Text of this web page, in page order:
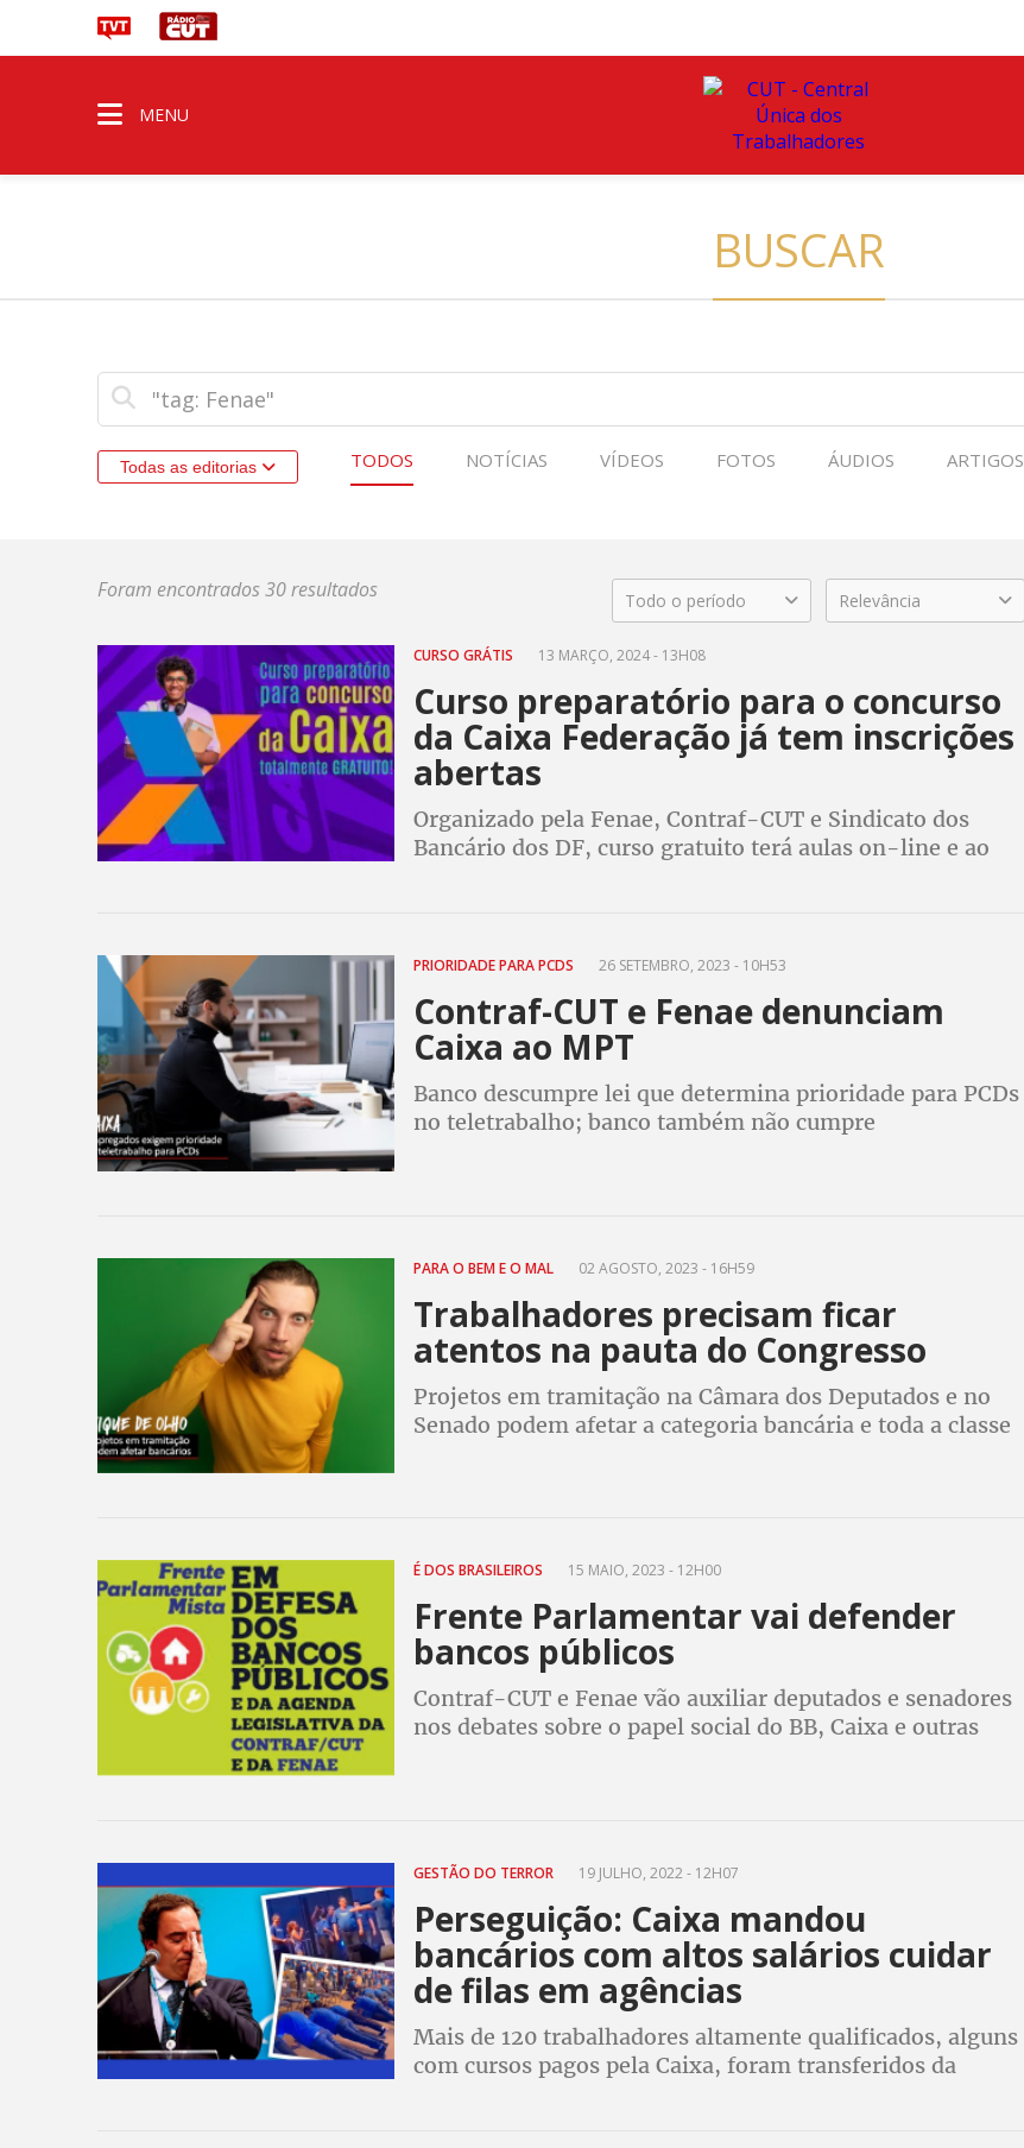
MENU
BUSCAR
Todas as editorias TODOS NOTÍCIAS VÍDEOS FOTOS ÁUDIOS ARTIGOS
Foram encontrados 30 resultados Todo o período Relevância
CURSO GRÁTIS 13 MARÇO, 2024 - 13H08
Curso preparatório para o concurso
da Caixa Federação já tem inscrições
abertas
Organizado pela Fenae, Contraf-CUT e Sindicato dos
Bancário dos DF, curso gratuito terá aulas on-line e ao
PRIORIDADE PARA PCDS 26 SETEMBRO, 2023 - 10H53
Contraf-CUT e Fenae denunciam
Caixa ao MPT
Banco descumpre lei que determina prioridade para PCDs
no teletrabalho; banco também não cumpre
PARA O BEM E O MAL 02 AGOSTO, 2023 - 16H59
Trabalhadores precisam ficar
atentos na pauta do Congresso
Projetos em tramitação na Câmara dos Deputados e no
Senado podem afetar a categoria bancária e toda a classe
É DOS BRASILEIROS 15 MAIO, 2023 - 12H00
Frente Parlamentar vai defender
bancos públicos
Contraf-CUT e Fenae vão auxiliar deputados e senadores
nos debates sobre o papel social do BB, Caixa e outras
GESTÃO DO TERROR 19 JULHO, 2022 - 12H07
Perseguição: Caixa mandou
bancários com altos salários cuidar
de filas em agências
Mais de 120 trabalhadores altamente qualificados, alguns
com cursos pagos pela Caixa, foram transferidos da